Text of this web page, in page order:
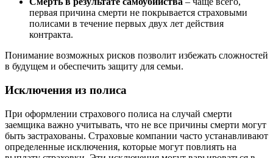
первая причина смерти не покрывается страховыми
полисами в течение первых двух лет действия
контракта.
Понимание возможных рисков позволит избежать сложностей
в будущем и обеспечить защиту для семьи.
Исключения из полиса
При оформлении страхового полиса на случай смерти
заемщика важно учитывать, что не все причины смерти могут
быть застрахованы. Страховые компании часто устанавливают
определенные исключения, которые могут повлиять на